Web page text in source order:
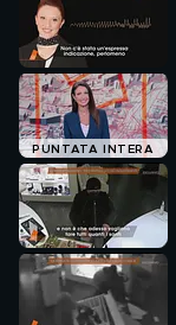
PUNTATA INTERA